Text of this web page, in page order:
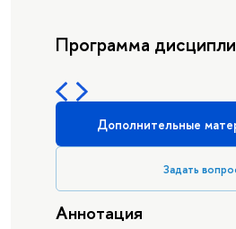
Программа
Дополнительные
Задать
Аннотация